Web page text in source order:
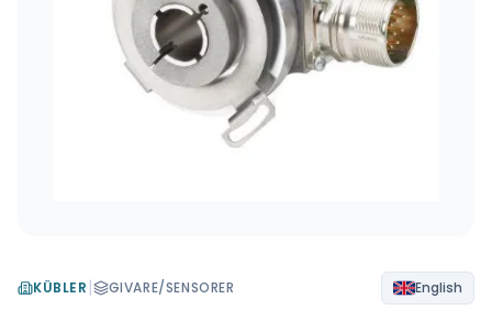
KÜBLER | GIVARE/SENSORER English